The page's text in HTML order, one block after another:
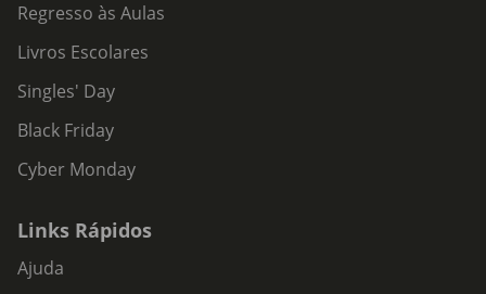
Regresso às Aulas
Livros Escolares
Singles' Day
Black Friday
Cyber Monday
Links Rápidos
Ajuda